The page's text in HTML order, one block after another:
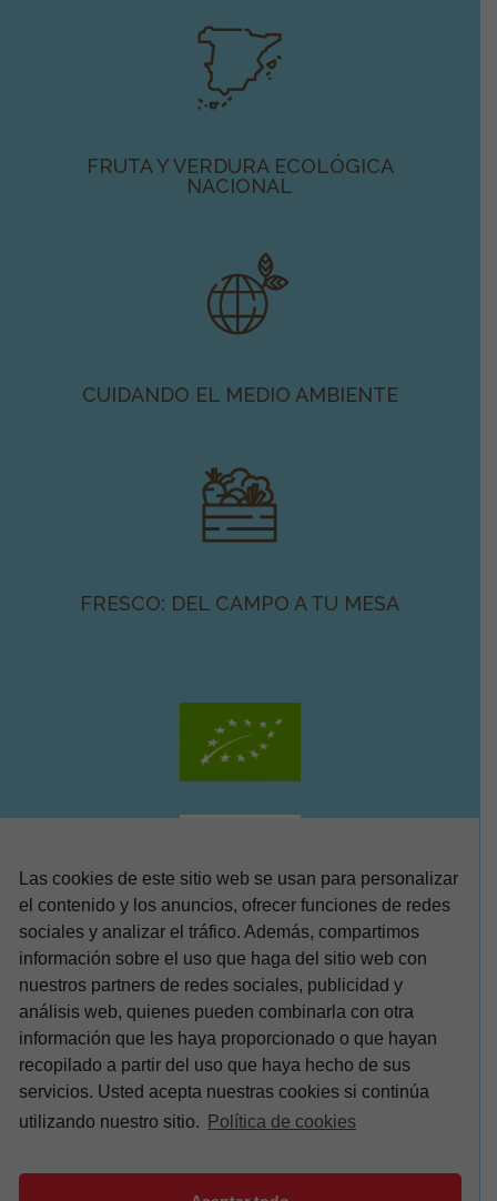
Las cookies de este sitio web se usan para personalizar
el contenido y los anuncios, ofrecer funciones de redes
sociales y analizar el tráfico. Además, compartimos
información sobre el uso que haga del sitio web con
nuestros partners de redes sociales, publicidad y
análisis web, quienes pueden combinarla con otra
información que les haya proporcionado o que hayan
recopilado a partir del uso que haya hecho de sus
servicios. Usted acepta nuestras cookies si continúa
utilizando nuestro sitio.
Política de cookies
FRUTA Y VERDURA ECOLÓGICA
NACIONAL
CUIDANDO EL MEDIO AMBIENTE
FRESCO: DEL CAMPO A TU MESA